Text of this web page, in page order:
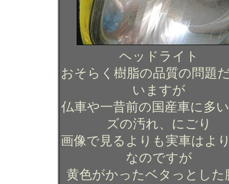
ヘッドライト
おそらく樹脂の品質の問題
いますが
仏車や一昔前の国産車に多
ズの汚れ、にごり
画像で見るよりも実車はよ
なのですが
黄色がかったベタっとした